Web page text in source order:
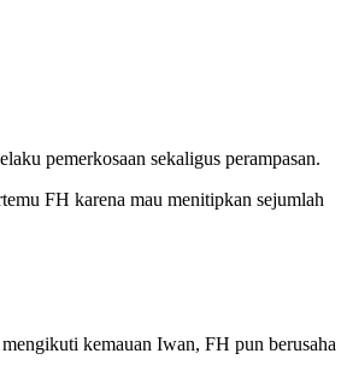
pemerkosaan sekaligus perampasan.
FH karena mau menitipkan sejumlah
kemauan Iwan, FH pun berusaha